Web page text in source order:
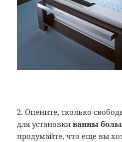
2. Оцените, сколько
для установкиванны
продумайте, что еще вы